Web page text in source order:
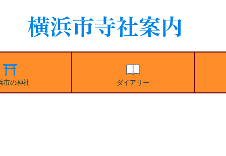
市の神社 ダイアリー